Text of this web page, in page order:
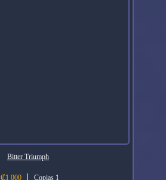
Bitter Triumph
₡1 000 Copias 1